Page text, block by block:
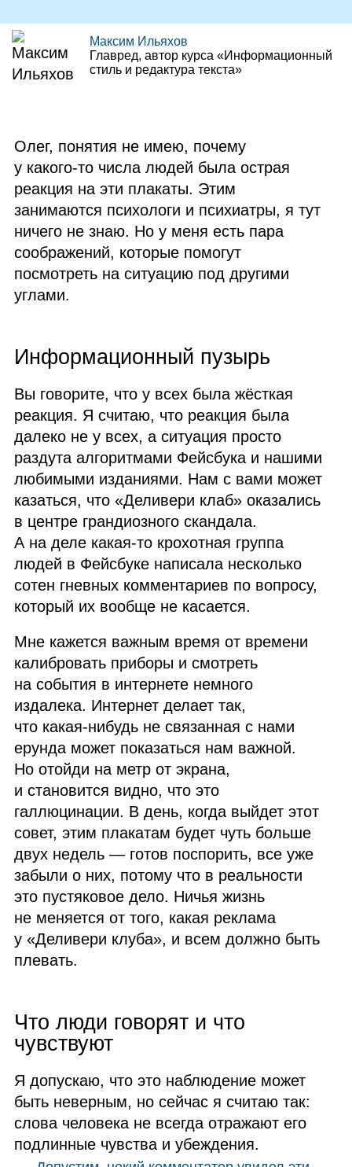
Максим Ильяхов
Главред, автор курса «Информационный
стиль и редактура текста»
Олег, понятия не имею, почему
у какого‑то числа людей была острая
реакция на эти плакаты. Этим
занимаются психологи и психиатры, я тут
ничего не знаю. Но у меня есть пара
соображений, которые помогут
посмотреть на ситуацию под другими
углами.
Информационный пузырь
Вы говорите, что у всех была жёсткая
реакция. Я считаю, что реакция была
далеко не у всех, а ситуация просто
раздута алгоритмами Фейсбука и нашими
любимыми изданиями. Нам с вами может
казаться, что «Деливери клаб» оказались
в центре грандиозного скандала.
А на деле какая‑то крохотная группа
людей в Фейсбуке написала несколько
сотен гневных комментариев по вопросу,
который их вообще не касается.
Мне кажется важным время от времени
калибровать приборы и смотреть
на события в интернете немного
издалека. Интернет делает так,
что какая‑нибудь не связанная с нами
ерунда может показаться нам важной.
Но отойди на метр от экрана,
и становится видно, что это
галлюцинации. В день, когда выйдет этот
совет, этим плакатам будет чуть больше
двух недель — готов поспорить, все уже
забыли о них, потому что в реальности
это пустяковое дело. Ничья жизнь
не меняется от того, какая реклама
у «Деливери клуба», и всем должно быть
плевать.
Что люди говорят и что
чувствуют
Я допускаю, что это наблюдение может
быть неверным, но сейчас я считаю так:
слова человека не всегда отражают его
подлинные чувства и убеждения.